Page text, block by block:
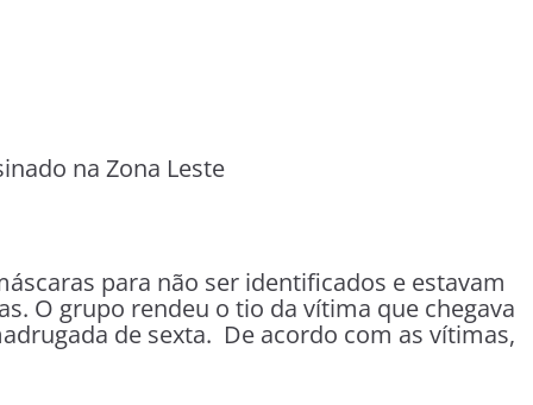
na Zona Leste
para não ser identificados e estavam
O grupo rendeu o tio da vítima que chegava
de sexta. De acordo com as vítimas,